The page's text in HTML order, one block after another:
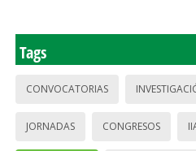
Tags
CONVOCATORIAS
JORNADAS CONGRESOS